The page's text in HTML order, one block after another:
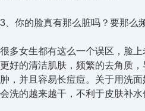
3、你的脸真有那么脏吗？要那么
很多女生都有这么一个误区，脸
更好的清洁肌肤，频繁的去角质
肿，并且容易长痘痘。关于用洗
会洗的越来越干，不利于皮肤补水